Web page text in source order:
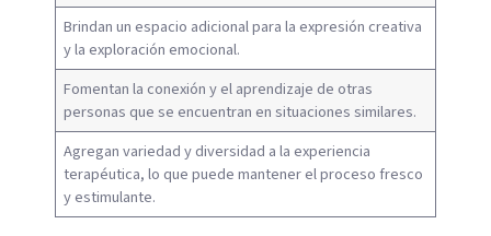
Brindan un espacio adicional para la expresión creativa
y la exploración emocional.
Fomentan la conexión y el aprendizaje de otras
personas que se encuentran en situaciones similares.
Agregan variedad y diversidad a la experiencia
terapéutica, lo que puede mantener el proceso fresco
y estimulante.